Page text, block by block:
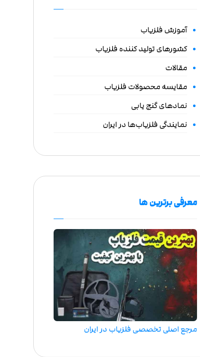
آموزش فلزیاب
کشورهای تولید کننده فلزیاب
مقالات
مقایسه محصولات فلزیاب
نمادهای گنج یابی
نمایندگی فلزیاب‌ها در ایران
معرفی برترین ها
مرجع اصلی تخصصی فلزیاب در ایران